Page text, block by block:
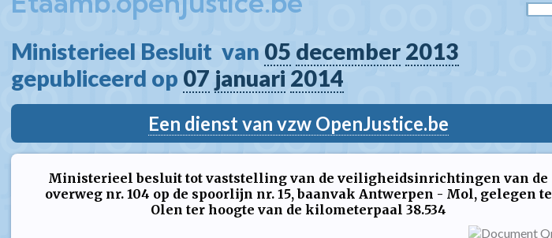
Ministerieel Besluit  van 05 december 2013
gepubliceerd op 07 januari 2014
Een dienst van vzw OpenJustice.be
Ministerieel besluit tot vaststelling van de veiligheidsinrichtingen van de
overweg nr. 104 op de spoorlijn nr. 15, baanvak Antwerpen - Mol, gelegen te
Olen ter hoogte van de kilometerpaal 38.534